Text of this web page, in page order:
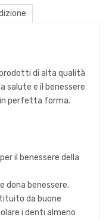
di alta qualità
salute e il benessere
in perfetta forma.
il benessere della
dona benessere.
da buone
i denti almeno